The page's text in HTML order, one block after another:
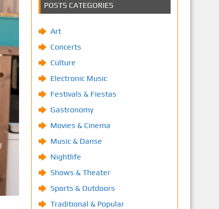
POSTS CATEGORIES
Art
Concerts
Culture
Electronic Music
Festivals & Fiestas
Gastronomy
Movies & Cinema
Music & Danse
Nightlife
Shows & Theater
Sports & Outdoors
Traditional & Popular